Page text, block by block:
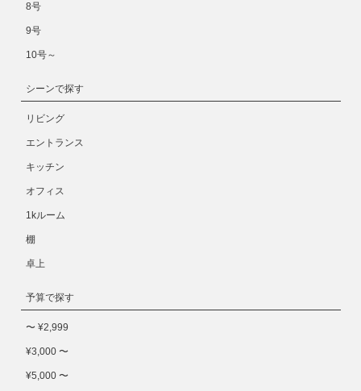
8号
9号
10号～
シーンで探す
リビング
エントランス
キッチン
オフィス
1kルーム
棚
卓上
予算で探す
〜 ¥2,999
¥3,000 〜
¥5,000 〜